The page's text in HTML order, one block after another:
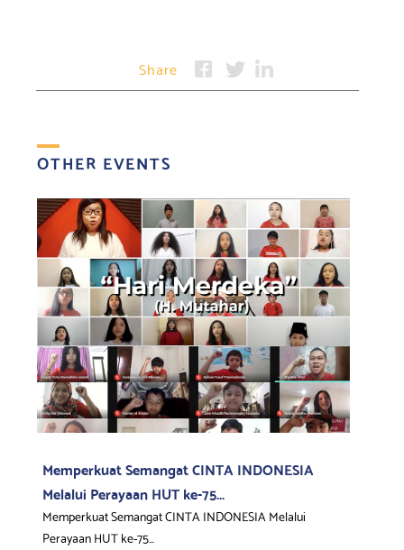
Share
OTHER EVENTS
Memperkuat Semangat CINTA INDONESIA
Melalui Perayaan HUT ke-75...
Memperkuat Semangat CINTA INDONESIA Melalui
Perayaan HUT ke-75...